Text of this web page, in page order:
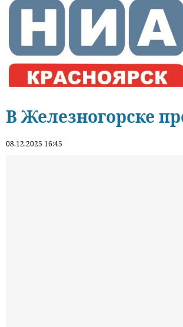
В Железногорске
08.12.2025 16:45